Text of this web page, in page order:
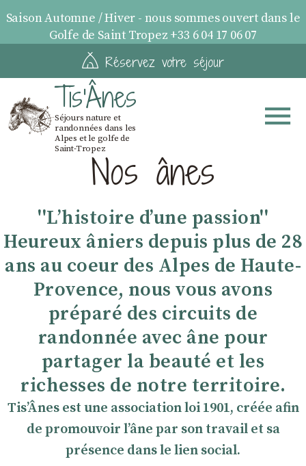
Saison Automne / Hiver - nous sommes ouvert dans le
Golfe de Saint Tropez +33 6 04 17 06 07
Réservez votre séjour
Tis'Ânes
Séjours nature et
randonnées dans les
Alpes et le golfe de
Saint-TropezNos ânes
''Lʼhistoire dʼune passion''
Heureux âniers depuis plus de 28
ans au coeur des Alpes de Haute-
Provence, nous vous avons
préparé des circuits de
randonnée avec âne pour
partager la beauté et les
richesses de notre territoire.
TisʼÂnes est une association loi 1901, créée afin
de promouvoir lʼâne par son travail et sa
présence dans le lien social.